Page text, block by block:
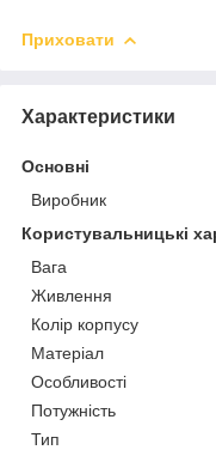
Приховати
Характеристики
Основні
Виробник
Користувальницькі
Вага
Живлення
Колір корпусу
Матеріал
Особливості
Потужність
Тип